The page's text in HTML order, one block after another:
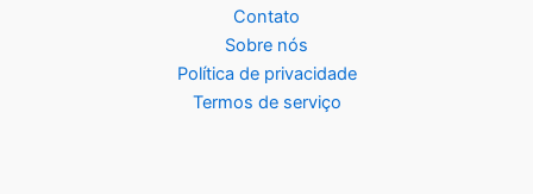
Contato
Sobre nós
Política de privacidade
Termos de serviço